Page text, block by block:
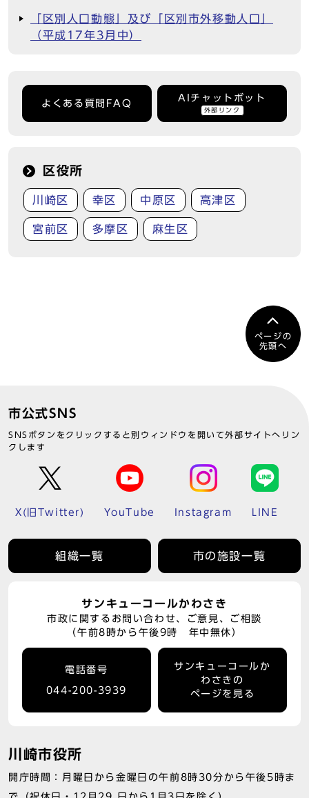
「区別人口動態」及び「区別市外移動人口」
（平成17年3月中）
よくある質問FAQ
AIチャットボット
外部リンク
区役所
川崎区 幸区 中原区 高津区
宮前区 多摩区 麻生区
ページの
先頭へ
市公式SNS
SNSボタンをクリックすると別ウィンドウを開いて外部サイトへリン
クします
X(旧Twitter) YouTube Instagram LINE
組織一覧 市の施設一覧
サンキューコールかわさき
市政に関するお問い合わせ、ご意見、ご相談
（午前8時から午後9時 年中無休）
電話番号
044-200-3939
サンキューコールか
わさきの
ページを見る
川崎市役所
開庁時間：月曜日から金曜日の午前8時30分から午後5時ま